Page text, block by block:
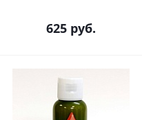
625руб.